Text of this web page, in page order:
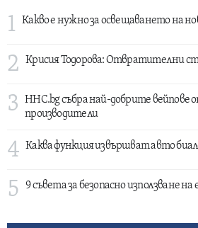
1 Какво е нужно за освещаването на
2 Крисия Тодорова: Отвратителни
3
HHC.bg събра най-добрите вейпове
производители
4 Каква функция извършват авто
5 9 съвета за безопасно използване